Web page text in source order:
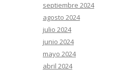
septiembre 2024
agosto 2024
julio 2024
junio 2024
mayo 2024
abril 2024